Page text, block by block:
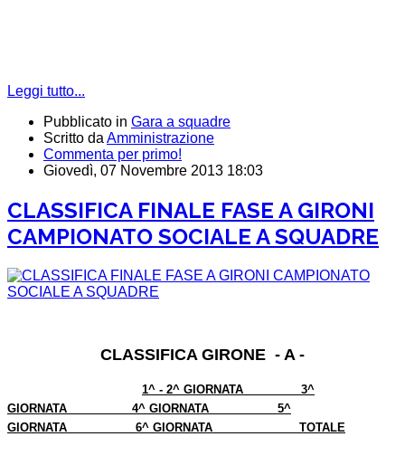
Leggi tutto...
Pubblicato in Gara a squadre
Scritto da Amministrazione
Commenta per primo!
Giovedì, 07 Novembre 2013 18:03
CLASSIFICA FINALE FASE A GIRONI
CAMPIONATO SOCIALE A SQUADRE
CLASSIFICA GIRONE - A -
1^ - 2^ GIORNATA 3^
GIORNATA 4^ GIORNATA 5^
GIORNATA 6^ GIORNATA TOTALE